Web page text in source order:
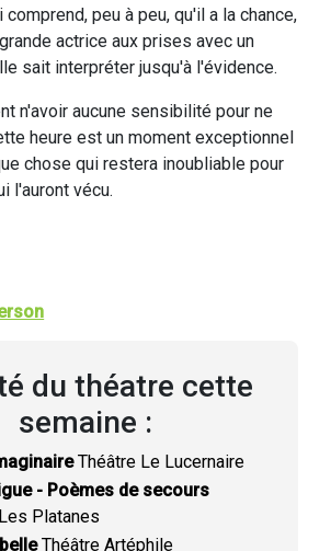
peu à peu, qu'il a la chance,
actrice aux prises avec un
sait interpréter jusqu'à l'évidence.
n'avoir aucune sensibilité pour ne
heure est un moment exceptionnel
chose qui restera inoubliable pour
l'auront vécu.
du théatre cette
semaine :
Théâtre Le Lucernaire
- Poèmes de secours
Platanes
Théâtre Artéphile